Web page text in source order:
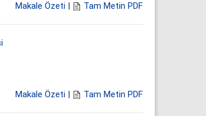
Makale Özeti| Tam Metin PDF
Makale Özeti| Tam Metin PDF